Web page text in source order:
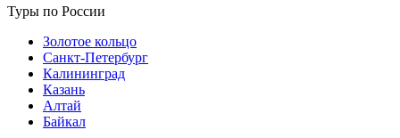
Туры по России
Золотое кольцо
Санкт-Петербург
Калининград
Казань
Алтай
Байкал